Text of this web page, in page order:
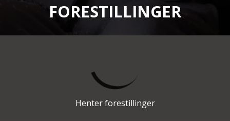
FORESTILLINGER
Henter forestillinger